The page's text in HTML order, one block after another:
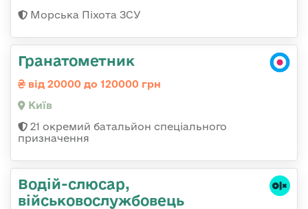
Морська Піхота ЗСУ
Гранатометник
від 20000 до 120000 грн
Київ
21 окремий батальйон спеціального
призначення
Водій-слюсаp,
військовослужбовець